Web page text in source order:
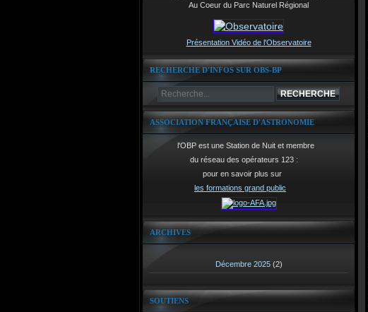
Au Coeur du Parc Naturel Régional
Présentation Vidéo de l'Observatoire
RECHERCHE D'INFOS SUR OBS-BP
ASSOCIATION FRANÇAISE D'ASTRONOMIE
l'OBP est une Station de Nuit et membre
du réseau des opérateurs 123 :
pour en savoir plus sur
les formations grand public
ARCHIVES
Décembre 2025 (2)
SOUTIENS